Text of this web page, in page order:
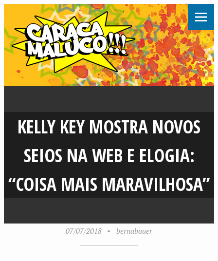
KELLY KEY MOSTRA NOVOS
SEIOS NA WEB E ELOGIA:
“COISA MAIS MARAVILHOSA”
07/07/2018 • bernabauer